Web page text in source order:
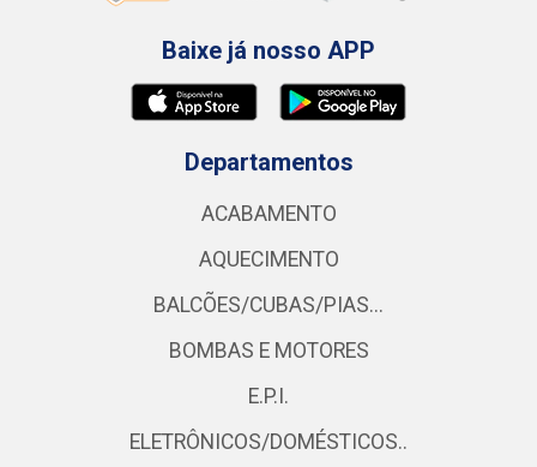
Baixe já nosso APP
Departamentos
ACABAMENTO
AQUECIMENTO
BALCÕES/CUBAS/PIAS...
BOMBAS E MOTORES
E.P.I.
ELETRÔNICOS/DOMÉSTICOS..